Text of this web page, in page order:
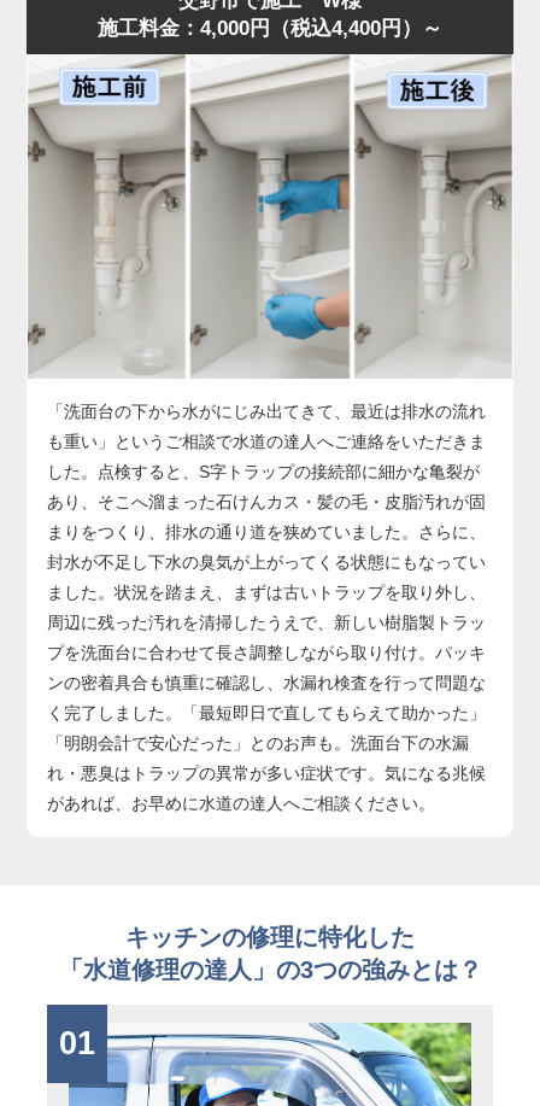
店舗では油の使用量が多いため、排水桝が短期間で満杯に
なることがあります。状況に合わせ、汚泥吸引と高圧洗浄
を連続作業で行い、油脂層を完全除去。作業後は排水も正
常化し、「明朗会計で助かった」とのお声をいただきまし
た。桝のあふれは営業停止につながる深刻なサイン。兆候
があれば早めに水道の達人へご相談ください。
施工料金：4,000円（税込4,400円）～
「洗面台の下から水がにじみ出てきて、最近は排水の流れ
も重い」というご相談で水道の達人へご連絡をいただきま
した。点検すると、S字トラップの接続部に細かな亀裂が
あり、そこへ溜まった石けんカス・髪の毛・皮脂汚れが固
まりをつくり、排水の通り道を狭めていました。さらに、
封水が不足し下水の臭気が上がってくる状態にもなってい
ました。状況を踏まえ、まずは古いトラップを取り外し、
周辺に残った汚れを清掃したうえで、新しい樹脂製トラッ
プを洗面台に合わせて長さ調整しながら取り付け。パッキ
ンの密着具合も慎重に確認し、水漏れ検査を行って問題な
く完了しました。「最短即日で直してもらえて助かった」
「明朗会計で安心だった」とのお声も。洗面台下の水漏
れ・悪臭はトラップの異常が多い症状です。気になる兆候
があれば、お早めに水道の達人へご相談ください。
キッチンの修理に特化した
「水道修理の達人」の3つの強みとは？
01